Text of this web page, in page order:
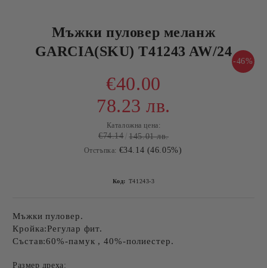
Мъжки пуловер меланж
GARCIA(SKU) T41243 AW/24
-46%
€40.00
78.23 лв.
Каталожна цена:
€74.14 145.01 лв.
Отстъпка: €34.14 (46.05%)
Код: T41243-3
Мъжки пуловер.
Кройка:Регулар фит.
Състав:60%-памук , 40%-полиестер.
Размер дреха: